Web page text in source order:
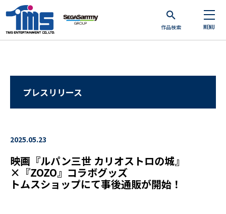
作品検索 MENU
プレスリリース
2025.05.23
映画『ルパン三世 カリオストロの城』
×『ZOZO』コラボグッズ
トムスショップにて事後通販が開始！